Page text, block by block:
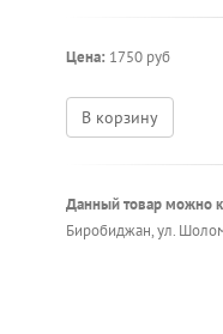
Цена: 1750 руб
В корзину
Данный товар можно
Биробиджан, ул.